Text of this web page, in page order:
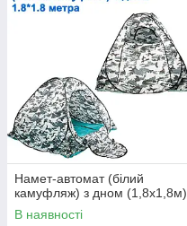
Намет-автомат (білий
камуфляж) з дном (1,8x1,8м)
В наявності